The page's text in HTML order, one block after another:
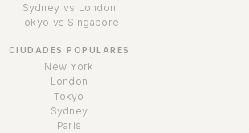
Sydney vs London
Tokyo vs Singapore
CIUDADES POPULARES
New York
London
Tokyo
Sydney
Paris